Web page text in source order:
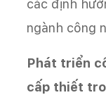
các định
ngành công
Phát triển
cấp thiết